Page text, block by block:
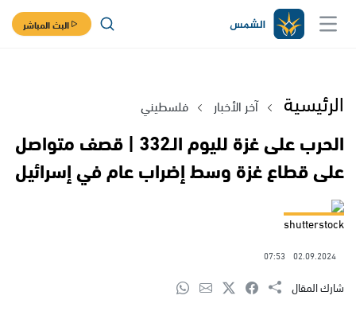
البث المباشر
الرئيسية آخر الأخبار فلسطيني
الحرب على غزة لليوم الـ332 | قصف متواصل
على قطاع غزة وسط إضراب عام في إسرائيل
shutterstock
02.09.2024
07:53
شارك المقال